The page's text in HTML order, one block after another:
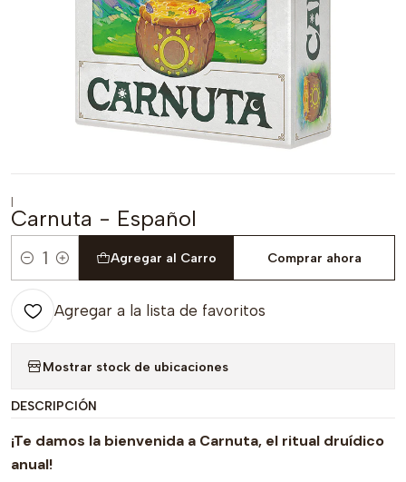
|
Carnuta - Español
Cantidad
Agregar al Carro Comprar ahora
Agregar a la lista de favoritos
Mostrar stock de ubicaciones
DESCRIPCIÓN
¡Te damos la bienvenida a Carnuta, el ritual druídico
anual!